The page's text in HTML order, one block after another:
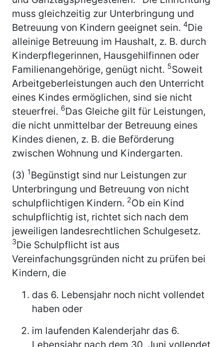
muss gleichzeitig zur Unterbringung und
Betreuung von Kindern geeignet sein. 4Die
alleinige Betreuung im Haushalt, z. B. durch
Kinderpflegerinnen, Hausgehilfinnen oder
Familienangehörige, genügt nicht. 5Soweit
Arbeitgeberleistungen auch den Unterricht
eines Kindes ermöglichen, sind sie nicht
steuerfrei. 6Das Gleiche gilt für Leistungen,
die nicht unmittelbar der Betreuung eines
Kindes dienen, z. B. die Beförderung
zwischen Wohnung und Kindergarten.
(3) 1Begünstigt sind nur Leistungen zur
Unterbringung und Betreuung von nicht
schulpflichtigen Kindern. 2Ob ein Kind
schulpflichtig ist, richtet sich nach dem
jeweiligen landesrechtlichen Schulgesetz.
3Die Schulpflicht ist aus
Vereinfachungsgründen nicht zu prüfen bei
Kindern, die
das 6. Lebensjahr noch nicht vollendet
haben oder
im laufenden Kalenderjahr das 6.
Lebensjahr nach dem 30. Juni vollendet